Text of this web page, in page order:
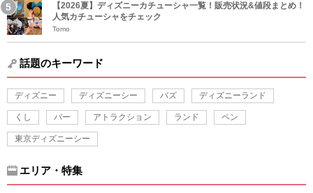
【2026夏】ディズニーカチューシャ一覧！販売状況&値段まとめ！
人気カチューシャをチェック
Tomo
話題のキーワード
ディズニー ディズニーシー バズ ディズニーランド
くし バー アトラクション ランド ペン
東京ディズニーシー
エリア・特集